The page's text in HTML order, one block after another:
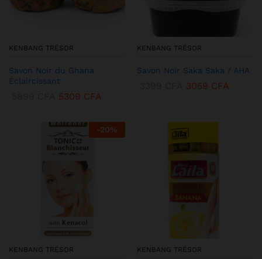
KENBANG TRÉSOR
Savon Noir du Ghana
Éclaircissant
5309 CFA
KENBANG TRÉSOR
Savon Noir Saka Saka / AHA
3059 CFA
-20%
KENBANG TRÉSOR KENBANG TRÉSOR